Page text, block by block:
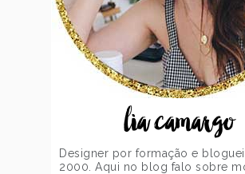
lia camargo
Designer por formação e
2000. Aqui no blog falo sobre